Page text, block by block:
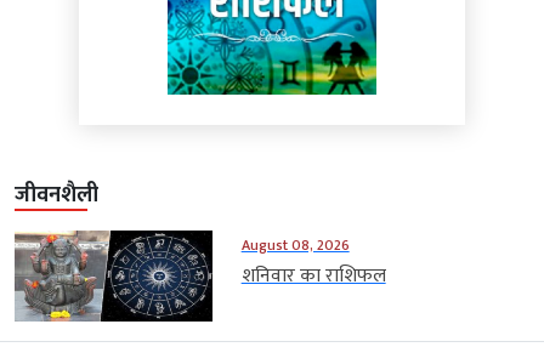
जीवनशैली
August 08, 2026
शनिवार का राशिफल